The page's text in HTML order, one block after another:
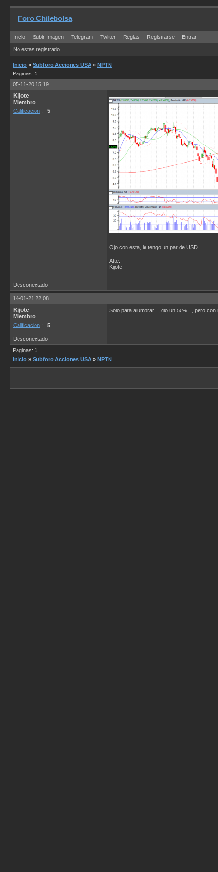
Foro Chilebolsa
Inicio Subir Imagen Telegram Twitter Reglas Registrarse Entrar
No estas registrado.
Inicio » Subforo Acciones USA » NPTN
Paginas: 1
05-11-20 15:19
Kijote
Miembro
Calificacion : 5
Ojo con esta, le tengo un par de USD.
Atte.
Kijote
Desconectado
14-01-21 22:08
Kijote
Miembro
Calificacion : 5
Solo para alumbrar..., dio un 50%..., pero
Desconectado
Paginas: 1
Inicio » Subforo Acciones USA » NPTN